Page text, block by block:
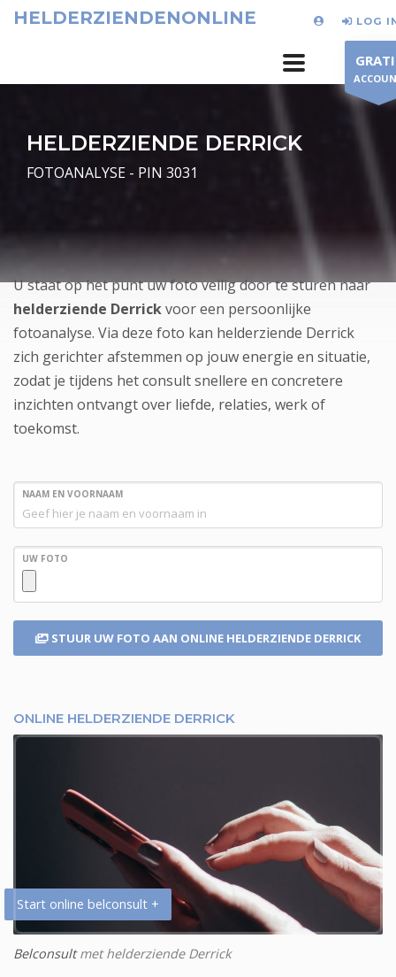
HELDERZIENDENONLINE LOG
HELDERZIENDE DERRICK
FOTOANALYSE - PIN 3031
U staat op het punt uw foto veilig door te sturen naar
helderziende Derrickvoor een persoonlijke
fotoanalyse. Via deze foto kan helderziende Derrick
zich gerichter afstemmen op jouw energie en situatie,
zodat je tijdens het consult snellere en concretere
inzichten ontvangt over liefde, relaties, werk of
toekomst.
NAAM EN VOORNAAM
UW FOTO
STUUR UW FOTO AAN ONLINE HELDERZIENDE DERRICK
ONLINE HELDERZIENDE DERRICK
Start online belconsult +
Belconsultmet helderziende Derrick